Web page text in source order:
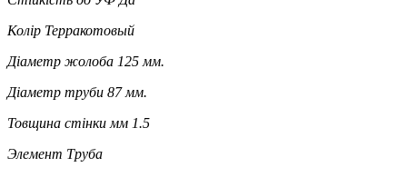
Колір Терракотовый
Діаметр жолоба 125 мм.
Діаметр труби 87 мм.
Товщина стінки мм 1.5
Элемент Труба